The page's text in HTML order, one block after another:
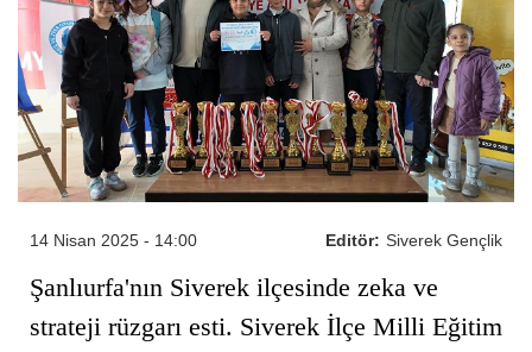
Editör: Siverek Gençlik
14 Nisan 2025 - 14:00
Şanlıurfa'nın Siverek ilçesinde zeka ve
strateji rüzgarı esti. Siverek İlçe Milli Eğitim